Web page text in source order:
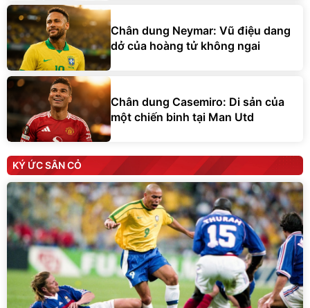
Chân dung Neymar: Vũ điệu dang
dở của hoàng tử không ngai
Chân dung Casemiro: Di sản của
một chiến binh tại Man Utd
KÝ ỨC SÂN CỎ